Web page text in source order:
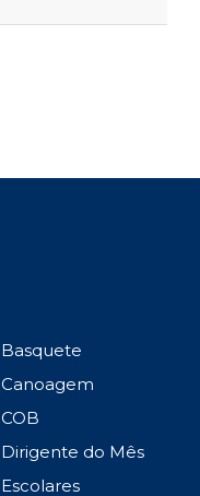
Basquete
Canoagem
COB
Dirigente do Mês
Escolares